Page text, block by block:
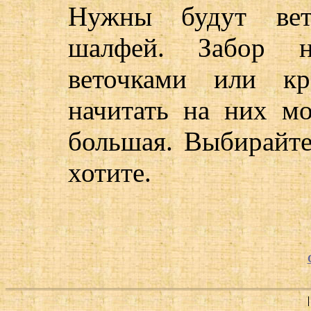
Нужны будут
шалфей. Забор
веточками или
начитать на них
большая.
хотите.